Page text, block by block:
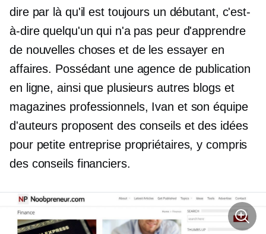
dire par là qu'il est toujours un débutant, c'est-
à-dire quelqu'un qui n'a pas peur d'apprendre
de nouvelles choses et de les essayer en
affaires. Possédant une agence de publication
en ligne, ainsi que plusieurs autres blogs et
magazines professionnels, Ivan et son équipe
d'auteurs proposent des conseils et des idées
pour petite entreprisepropriétaires, y compris
des conseils financiers.